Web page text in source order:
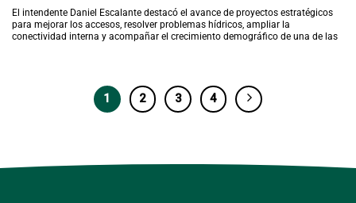
El intendente Daniel Escalante destacó el avance de proyectos estratégicos
para mejorar los accesos, resolver problemas hídricos, ampliar la
conectividad interna y acompañar el crecimiento demográfico de una de las
1 2 3 4